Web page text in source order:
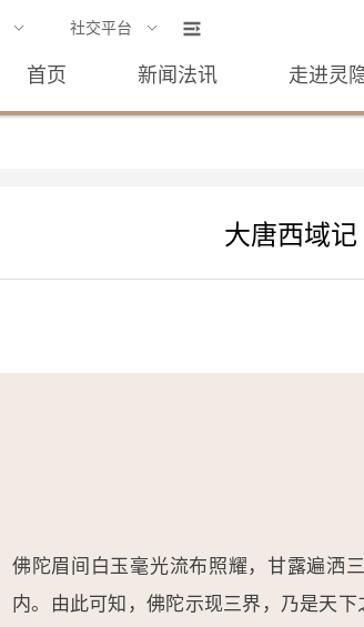
社交平台
首页 新闻法讯 走进灵
大唐西域
佛陀眉间白玉毫光流布照耀，甘露遍洒
内。由此可知，佛陀示现三界，乃是天